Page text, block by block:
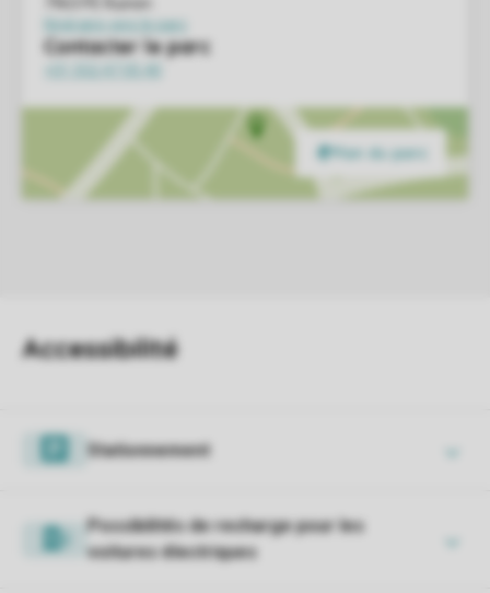
Stationnement
Possibilités de recharge pour les
voitures électriques